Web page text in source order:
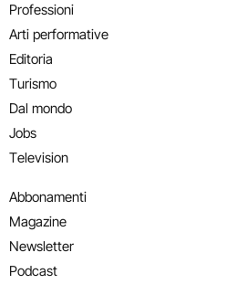
Professioni
Arti performative
Editoria
Turismo
Dal mondo
Jobs
Television
Abbonamenti
Magazine
Newsletter
Podcast